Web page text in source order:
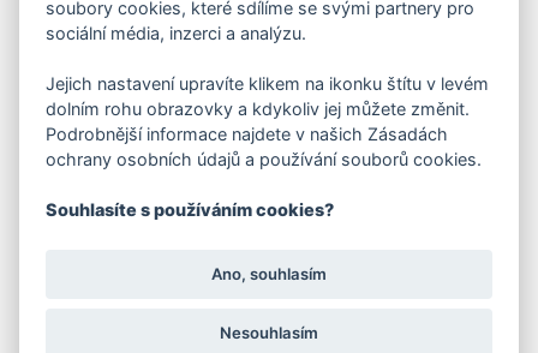
Kontakty
FAKTURAČNÍ ADRESA
Družstevní 1394/12
Praha 4 - Nusle, 140 00
IČO: 28404009
Lutopecny 159 (areál bývalého ZD)
soubory cookies, které sdílíme se svými partnery pro
sociální média, inzerci a analýzu.
Jejich nastavení upravíte klikem na ikonku štítu v levém
dolním rohu obrazovky a kdykoliv jej můžete změnit.
Podrobnější informace najdete v našich Zásadách
ochrany osobních údajů a používání souborů cookies.
Souhlasíte s používáním cookies?
Ano, souhlasím
Nesouhlasím